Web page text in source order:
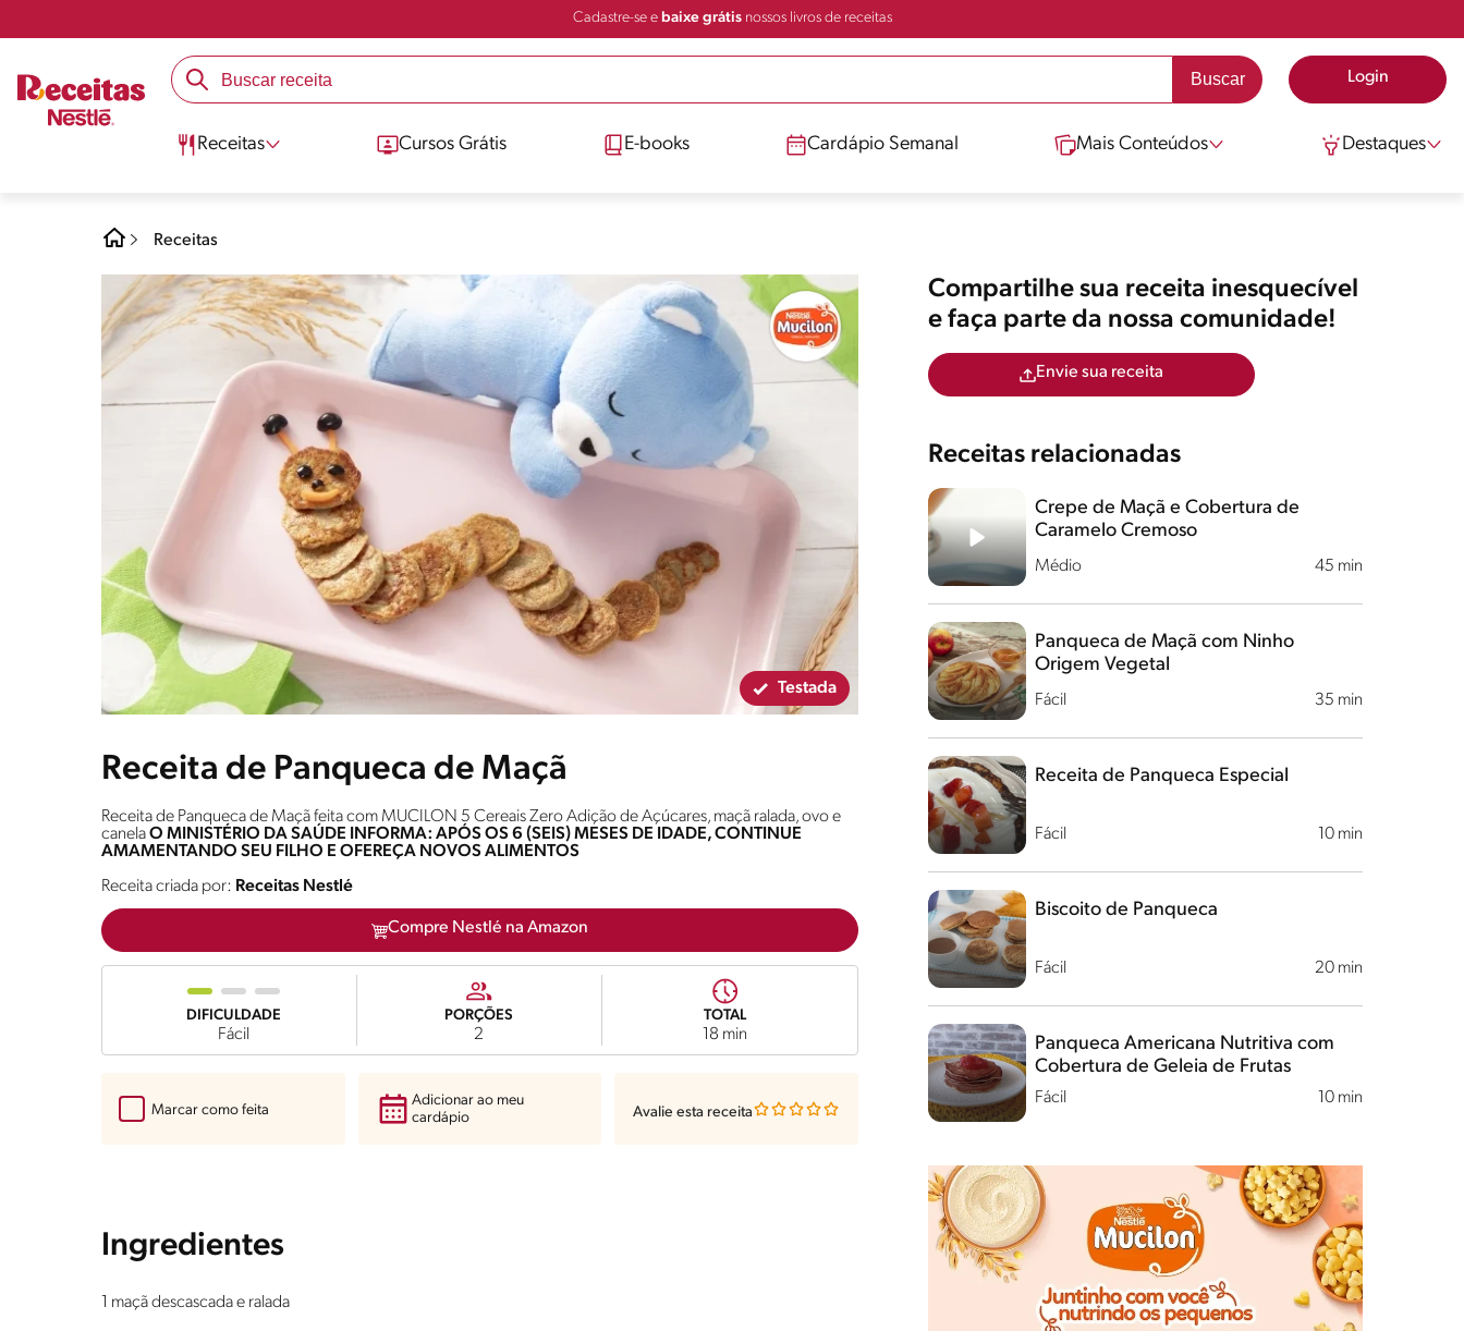
Cadastre-se e baixe grátisnossos livros de receitas
Login
Receitas Cursos Grátis E-books Cardápio Semanal Mais Conteúdos Destaques
Receitas
Testada
Receita de Panqueca de Maçã
Receita de Panqueca de Maçã feita com MUCILON 5 Cereais Zero Adição de Açúcares, maçã ralada, ovo e
canelaO MINISTÉRIO DA SAÚDE INFORMA: APÓS OS 6 (SEIS) MESES DE IDADE, CONTINUE
AMAMENTANDO SEU FILHO E OFEREÇA NOVOS ALIMENTOS
Receita criada por: Receitas Nestlé
Compre Nestlé na Amazon
DIFICULDADE
Fácil
PORÇÕES
2
TOTAL
18 min
Marcar como feita
Adicionar ao meu
cardápio
Avalie esta receita
Ingredientes
1 maçã descascada e ralada
Compartilhe sua receita inesquecível
e faça parte da nossa comunidade!
Envie sua receita
Receitas relacionadas
Médio 45 min
Crepe de Maçã e Cobertura de
Caramelo Cremoso
Fácil 35 min
Panqueca de Maçã com Ninho
Origem Vegetal
Fácil 10 min
Receita de Panqueca Especial
Fácil 20 min
Biscoito de Panqueca
Fácil 10 min
Panqueca Americana Nutritiva com
Cobertura de Geleia de Frutas